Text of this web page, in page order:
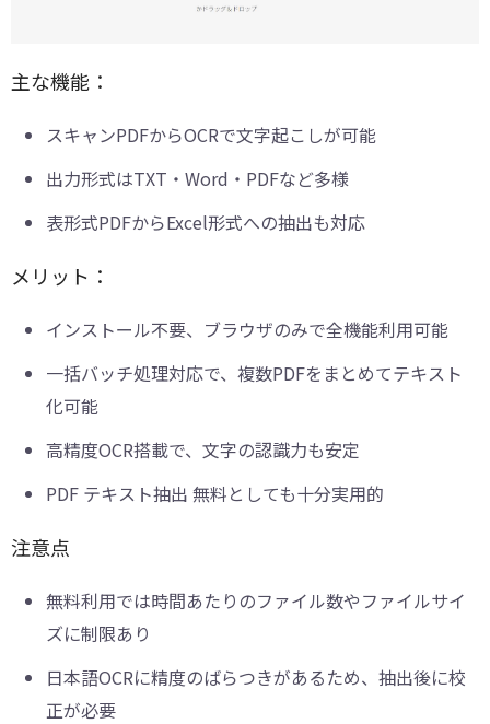
主な機能：
スキャンPDFからOCRで文字起こしが可能
出力形式はTXT・Word・PDFなど多様
表形式PDFからExcel形式への抽出も対応
メリット：
インストール不要、ブラウザのみで全機能利用可能
一括バッチ処理対応で、複数PDFをまとめてテキスト
化可能
高精度OCR搭載で、文字の認識力も安定
PDF テキスト抽出 無料としても十分実用的
注意点
無料利用では時間あたりのファイル数やファイルサイ
ズに制限あり
日本語OCRに精度のばらつきがあるため、抽出後に校
正が必要